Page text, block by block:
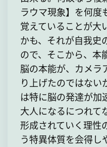
ラウマ現象】を何度
覚えていることが大
かも、それが自我史
ので、そこから、本
脳の本能が、カメラ
り上げたのではない
は特に脳の発達が加
大人になるにつれて
形成されていく理性
う特異体質を会得し